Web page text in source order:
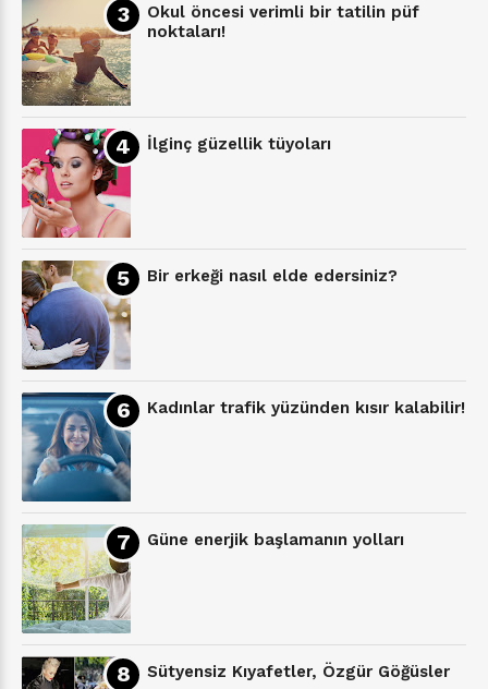
Okul öncesi verimli bir tatilin püf
noktaları!
İlginç güzellik tüyoları
Bir erkeği nasıl elde edersiniz?
Kadınlar trafik yüzünden kısır kalabilir!
Güne enerjik başlamanın yolları
Sütyensiz Kıyafetler, Özgür Göğüsler